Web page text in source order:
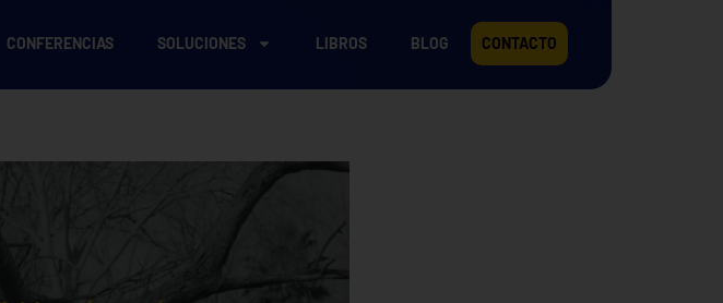
CONFERENCIAS SOLUCIONES LIBROS BLOG CONTACTO